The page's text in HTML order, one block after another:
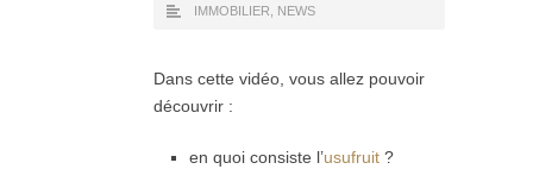
IMMOBILIER NEWS
Dans cette vidéo, vous allez pouvoir
découvrir :
en quoi consiste l’usufruit ?